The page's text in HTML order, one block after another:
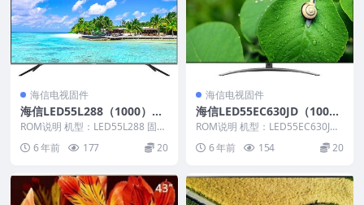
海信电视固件
海信LED55L288（1000）BO
M2_C002_20150119官方原
厂USB刷机电视固件包
ROM说明 机型：LED55L288 固件
版本：（1000） BOM：2 海信L...
6 年前 177 20
海信电视固件
海信LED55EC630JD（100
0）BOM21_C003_20131220
官方原厂USB刷机电视固件包
ROM说明 机型：LED55EC630JD
固件版本：（1000） BOM：21...
6 年前 154 20